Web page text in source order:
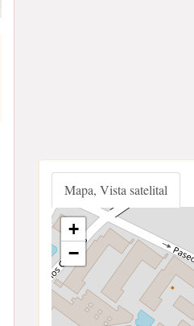
Mapa, Vista satelital
+
−